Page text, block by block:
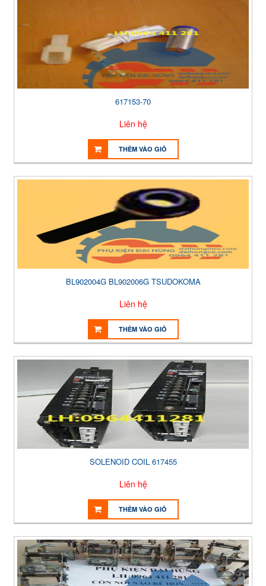
617153-70
Liên hệ
THÊM VÀO GIỎ
BL902004G BL902006G TSUDOKOMA
Liên hệ
THÊM VÀO GIỎ
SOLENOID COIL 617455
Liên hệ
THÊM VÀO GIỎ